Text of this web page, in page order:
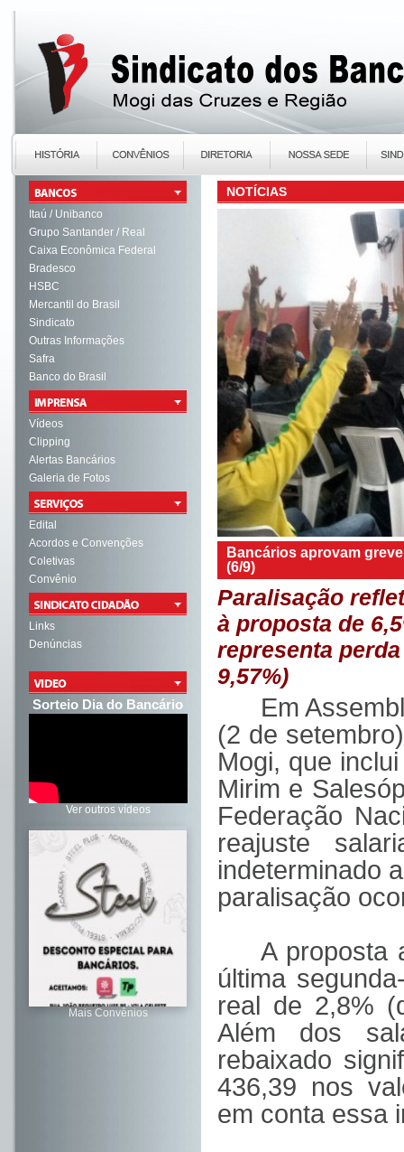
Itaú / Unibanco
Grupo Santander / Real
Caixa Econômica Federal
Bradesco
HSBC
Mercantil do Brasil
Sindicato
Outras Informações
Safra
Banco do Brasil
Vídeos
Clipping
Alertas Bancários
Galeria de Fotos
Edital
Acordos e Convenções
Coletivas
Convênio
Links
Denúncias
Sorteio Dia do Bancário
Ver outros vídeos
Mais Convênios
NOTÍCIAS
Bancários aprovam
(6/9)
Paralisação
à proposta de
representa
9,57%)
Em
(2 de
Mogi, que
Mirim e
Federação
reajuste
indeterminado
paralisação
A proposta
última
real de 2,8%
Além dos
rebaixado
436,39 nos
em conta essa